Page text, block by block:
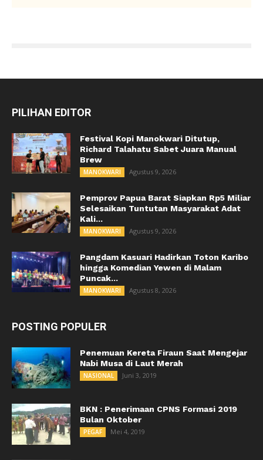
PILIHAN EDITOR
Festival Kopi Manokwari Ditutup,
Richard Talahatu Sabet Juara Manual
Brew
MANOKWARI Agustus 9, 2026
Pemprov Papua Barat Siapkan Rp5 Miliar
Selesaikan Tuntutan Masyarakat Adat
Kali...
MANOKWARI Agustus 9, 2026
Pangdam Kasuari Hadirkan Toton Karibo
hingga Komedian Yewen di Malam
Puncak...
MANOKWARI Agustus 8, 2026
POSTING POPULER
Penemuan Kereta Firaun Saat Mengejar
Nabi Musa di Laut Merah
NASIONAL Juni 3, 2019
BKN : Penerimaan CPNS Formasi 2019
Bulan Oktober
PEGAF Mei 4, 2019